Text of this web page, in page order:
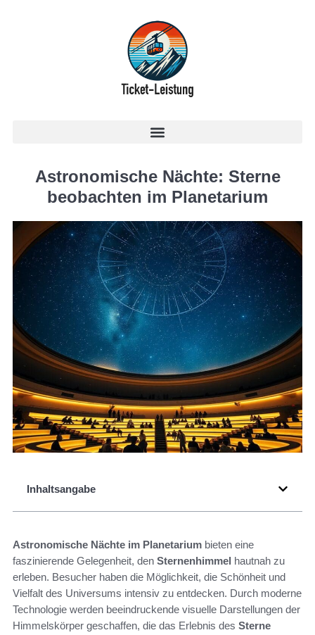
Astronomische Nächte: Sterne
beobachten im Planetarium
Inhaltsangabe
Astronomische Nächte im Planetarium bieten eine
faszinierende Gelegenheit, den Sternenhimmel hautnah zu
erleben. Besucher haben die Möglichkeit, die Schönheit und
Vielfalt des Universums intensiv zu entdecken. Durch moderne
Technologie werden beeindruckende visuelle Darstellungen der
Himmelskörper geschaffen, die das Erlebnis des Sterne